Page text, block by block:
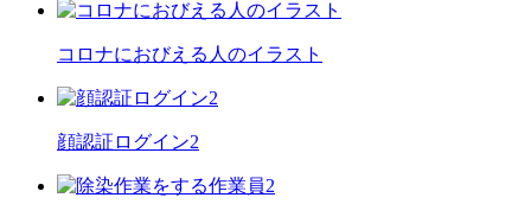
コロナにおびえる人のイラスト
顔認証ログイン2